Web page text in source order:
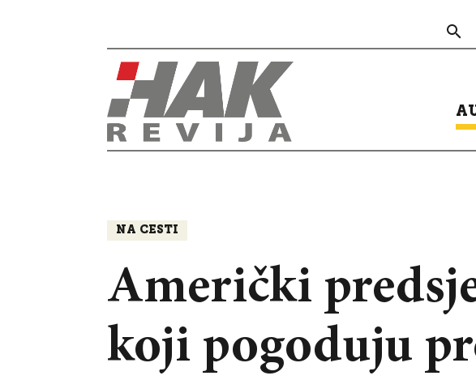
NA CESTI
Američki
koji pogoduju